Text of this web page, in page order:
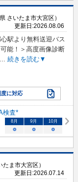
さいたま市大宮区）
更新日:2026.08.06
駅より無料送迎バス
能！＞高度画像診断
続きを読む▼
に対応
検査*
8 月 9 月 10月
○ ○ ○
たま市大宮区）
更新日:2026.07.14